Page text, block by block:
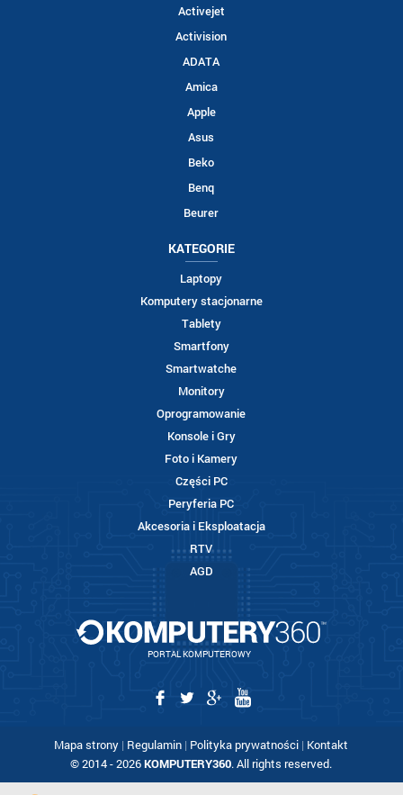
Activejet
Activision
ADATA
Amica
Apple
Asus
Beko
Benq
Beurer
KATEGORIE
Laptopy
Komputery stacjonarne
Tablety
Smartfony
Smartwatche
Monitory
Oprogramowanie
Konsole i Gry
Foto i Kamery
Części PC
Peryferia PC
Akcesoria i Eksploatacja
RTV
AGD
PORTAL KOMPUTEROWY
Mapa strony | Regulamin | Polityka prywatności | Kontakt
© 2014 - 2026KOMPUTERY360. All rights reserved.